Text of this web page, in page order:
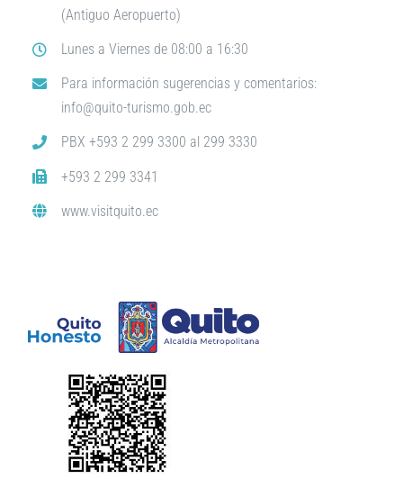
(Antiguo Aeropuerto)
Lunes a Viernes de 08:00 a 16:30
Para información sugerencias y comentarios:
info@quito-turismo.gob.ec
PBX +593 2 299 3300 al 299 3330
+593 2 299 3341
www.visitquito.ec